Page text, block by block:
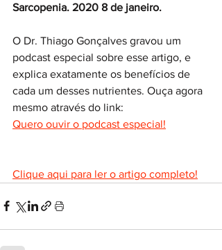
Sarcopenia. 2020 8 de janeiro.
O Dr. Thiago Gonçalves gravou um
podcast especial sobre esse artigo, e
explica exatamente os benefícios de
cada um desses nutrientes. Ouça agora
mesmo através do link:
Quero ouvir o podcast especial!
Clique aqui para ler o artigo completo!